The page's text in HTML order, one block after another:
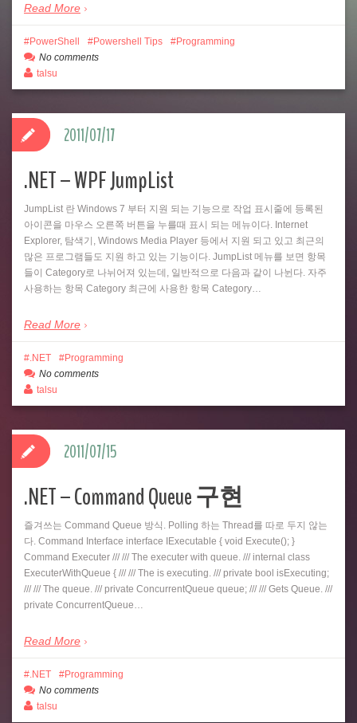
Read More
PowerShell Powershell Tips
Programming
No comments
talsu
.NET – WPF JumpList
JumpList 란 Windows 7 부터 지원 되는 기능으로 작업 표시줄에 등록된
아이콘을 마우스 오른쪽 버튼을 누를때 표시 되는 메뉴이다. Internet
Explorer, 탐색기, Windows Media Player 등에서 지원 되고 있고 최근의
많은 프로그램들도 지원 하고 있는 기능이다. JumpList 메뉴를 보면 항목
들이 Category로 나뉘어져 있는데, 일반적으로 다음과 같이 나뉜다. 자주
사용하는 항목 Category 최근에 사용한 항목 Category…
Read More
2011/07/17
.NET
Programming
No comments
talsu
.NET – Command Queue 구현
즐겨쓰는 Command Queue 방식. Polling 하는 Thread를 따로 두지 않는
다. Command Interface interface IExecutable { void Execute(); }
Command Executer /// /// The executer with queue. /// internal class
ExecuterWithQueue { /// /// The is executing. /// private bool isExecuting;
/// /// The queue. /// private ConcurrentQueue queue; /// /// Gets Queue. ///
private ConcurrentQueue…
Read More
2011/07/15
.NET
Programming
No comments
talsu